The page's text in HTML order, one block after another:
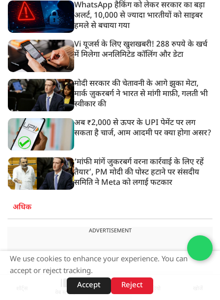
WhatsApp हैकिंग को लेकर सरकार का बड़ा
अलर्ट, 10,000 से ज्यादा भारतीयों को साइबर
हमले से बचाया गया
Vi यूजर्स के लिए खुशखबरी! 288 रुपये के खर्च
में मिलेगा अनलिमिटेड कॉलिंग और डेटा
मोदी सरकार की चेतावनी के आगे झुका मेटा,
मार्क ज़ुकरबर्ग ने भारत से मांगी माफ़ी, गलती भी
स्वीकार की
अब ₹2,000 से ऊपर के UPI पेमेंट पर लग
सकता है चार्ज, आम आदमी पर क्या होगा असर?
‘मांफी मांगें जुकरबर्ग वरना कार्रवाई के लिए रहें
तैयार’, PM मोदी की पोस्ट हटाने पर संसदीय
समिति ने Meta को लगाई फटकार
अधिक
ADVERTISEMENT
वेब स्टोरीज़
We use cookies to enhance your experience. You can
accept or reject tracking.
Accept
Reject